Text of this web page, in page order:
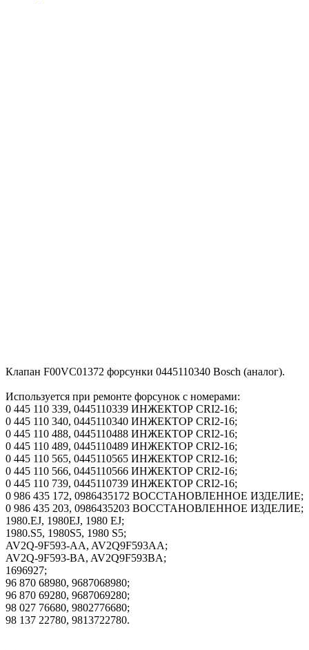
Клапан F00VC01372 форсунки 0445110340 Bosch (аналог).
Используется при ремонте форсунок с номерами:
0 445 110 339, 0445110339 ИНЖЕКТОР CRI2-16;
0 445 110 340, 0445110340 ИНЖЕКТОР CRI2-16;
0 445 110 488, 0445110488 ИНЖЕКТОР CRI2-16;
0 445 110 489, 0445110489 ИНЖЕКТОР CRI2-16;
0 445 110 565, 0445110565 ИНЖЕКТОР CRI2-16;
0 445 110 566, 0445110566 ИНЖЕКТОР CRI2-16;
0 445 110 739, 0445110739 ИНЖЕКТОР CRI2-16;
0 986 435 172, 0986435172 ВОССТАНОВЛЕННОЕ ИЗДЕЛИЕ;
0 986 435 203, 0986435203 ВОССТАНОВЛЕННОЕ ИЗДЕЛИЕ;
1980.EJ, 1980EJ, 1980 EJ;
1980.S5, 1980S5, 1980 S5;
AV2Q-9F593-AA, AV2Q9F593AA;
AV2Q-9F593-BA, AV2Q9F593BA;
1696927;
96 870 68980, 9687068980;
96 870 69280, 9687069280;
98 027 76680, 9802776680;
98 137 22780, 9813722780.